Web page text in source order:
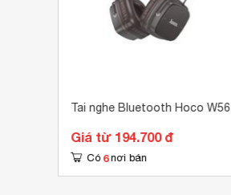
Tai nghe Bluetooth Hoco W56
Giá từ 194.700 đ
Có 6 nơi bán